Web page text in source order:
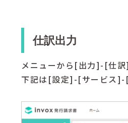
仕訳出力
メニューから[出力]-[仕訳]
下記は[設定]-[サービス]-[